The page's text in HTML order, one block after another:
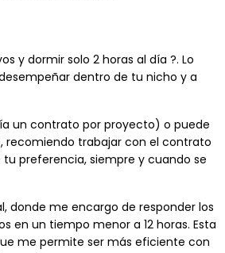
y dormir solo 2 horas al día ?. Lo
dentro de tu nicho y a
un contrato por proyecto) o puede
recomiendo trabajar con el contrato
preferencia, siempre y cuando se
donde me encargo de responder los
en un tiempo menor a 12 horas. Esta
me permite ser más eficiente con